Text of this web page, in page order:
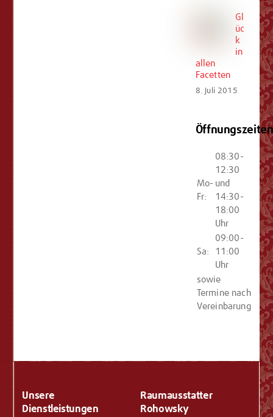
Gl
üc
k
in
allen
Facetten
8. Juli 2015
Öffnungszeiten
Mo-
Fr:
08:30-
12:30
und
14:30-
18:00
Uhr
Sa:
09:00-
11:00
Uhr
sowie
Termine nach
Vereinbarung
Top
Unsere
Dienstleistungen
Raumausstatter
Rohowsky